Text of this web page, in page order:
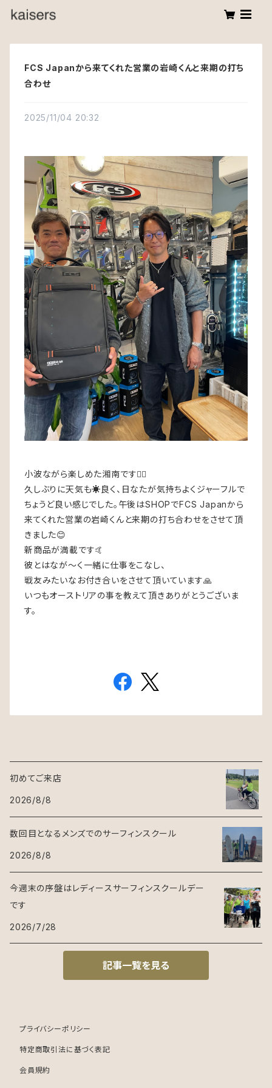
FCS Japanから来てくれた営業の岩崎くんと来期の打ち
合わせ
2025/11/04 20:32
小波ながら楽しめた湘南です🏄‍♂️
久しぶりに天気も☀️良く、日なたが気持ちよくジャーフルで
ちょうど良い感じでした。午後はSHOPでFCS Japanから
来てくれた営業の岩崎くんと来期の打ち合わせをさせて頂
きました😊
新商品が満載です🤙
彼とはなが〜く一緒に仕事をこなし、
戦友みたいなお付き合いをさせて頂いています🙏
いつもオーストリアの事を教えて頂きありがとうございま
す。
初めてご来店
2026/8/8
数回目となるメンズでのサーフィンスクール
2026/8/8
今週末の序盤はレディースサーフィンスクールデー
です
2026/7/28
記事一覧を見る
プライバシーポリシー
特定商取引法に基づく表記
会員規約